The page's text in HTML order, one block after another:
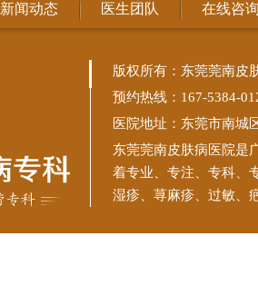
新闻动态 医生团队 在线咨询
版权所有：东莞莞南皮
预约热线：167-5384-
医院地址：东莞市南城
东莞莞南皮肤病医院是
着专业、专注、专科、
湿疹、荨麻疹、过敏、